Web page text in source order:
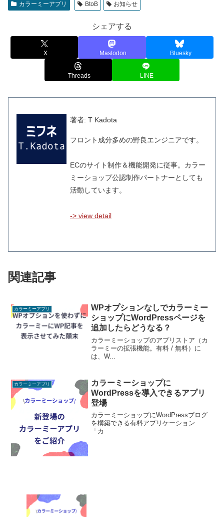
カラーミーアプリ BtoB お知らせ
シェアする
X Mastodon Bluesky
Threads LINE
著者: T Kadota
フロント成分多めの野良エンジニアです。
ECのサイト制作＆機能開発に従事。カラー
ミーショップ公認制作パートナーとしても
活動しています。
-> view detail
関連記事
カラーミーアプリ
WPオプションなしでカラーミー
ショップにWordPressページを
追加したらどうなる？
カラーミーショップのアプリストア（カ
ラーミーの拡張機能。有料 / 無料）に
は、W...
カラーミーアプリ
カラーミーショップに
WordPressを導入できるアプリ
登場
カラーミーショップにWordPressブログ
を構築できる有料アプリケーション
「カ...